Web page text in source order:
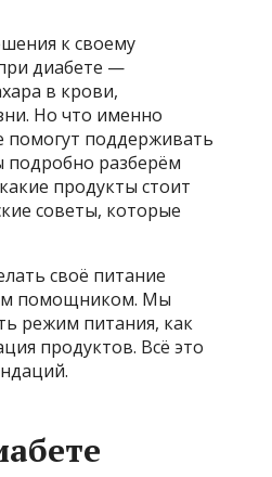
к своему
диабете —
в крови,
Но что именно
помогут поддерживать
подробно разберём
продукты стоит
советы, которые
своё питание
помощником. Мы
режим питания, как
продуктов. Всё это